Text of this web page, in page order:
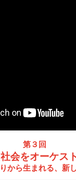
第３回
会をオーケス
から生まれる、新